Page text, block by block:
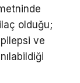
olduğu;
ve